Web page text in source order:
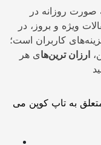
صورت روزانه در
ویژه و بروز، در
کاربران است؛
ارزان ترین‌های هر
به تاپ کوپن می